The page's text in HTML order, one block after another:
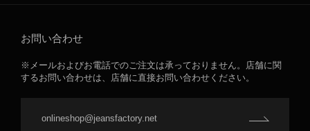
お問い合わせ
※メールおよびお電話でのご注文は承っておりません。店舗に関
するお問い合わせは、店舗に直接お問い合わせください。
onlineshop@jeansfactory.net